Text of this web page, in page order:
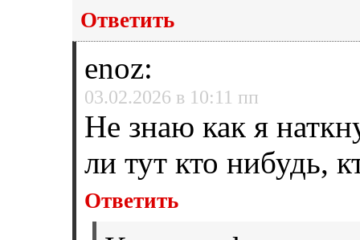
Ответить
enoz:
03.02.2026 в 10:11 пп
Не знаю как я
ли тут кто нибудь,
Ответить